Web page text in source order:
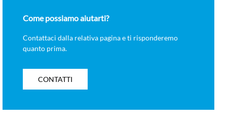
Come possiamo aiutarti?
Contattaci dalla relativa pagina e ti risponderemo
quanto prima.
CONTATTI